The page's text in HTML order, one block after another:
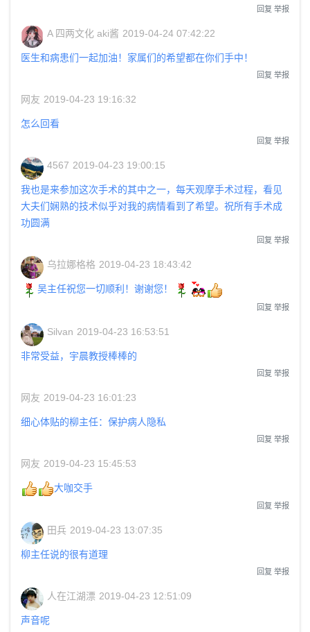
回复 举报
A 四两文化 aki酱 2019-04-24 07:42:22
医生和病患们一起加油！家属们的希望都在你们手中！
回复 举报
网友 2019-04-23 19:16:32
怎么回看
回复 举报
4567 2019-04-23 19:00:15
我也是来参加这次手术的其中之一，每天观摩手术过程，看见
大夫们娴熟的技术似乎对我的病情看到了希望。祝所有手术成
功圆满
回复 举报
乌拉娜格格 2019-04-23 18:43:42
吴主任祝您一切顺利！谢谢您！
回复 举报
Silvan 2019-04-23 16:53:51
非常受益，宇晨教授棒棒的
回复 举报
网友 2019-04-23 16:01:23
细心体贴的柳主任：保护病人隐私
回复 举报
网友 2019-04-23 15:45:53
大咖交手
回复 举报
田兵 2019-04-23 13:07:35
柳主任说的很有道理
回复 举报
人在江湖漂 2019-04-23 12:51:09
声音呢